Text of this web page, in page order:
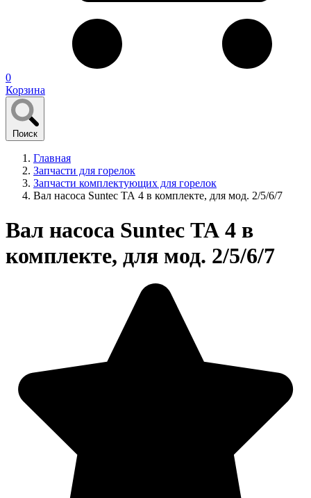
0
Корзина
Поиск
Главная
Запчасти для горелок
Запчасти комплектующих для горелок
Вал насоса Suntec ТА 4 в комплекте, для мод. 2/5/6/7
Вал насоса Suntec ТА 4 в
комплекте, для мод. 2/5/6/7